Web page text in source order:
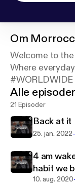
Om
Welcome to
Where
Support this
m/pod/show/
Alle episoder
21 Episoder
Back at it
25. jan. 2022
4 am
habit we
10. aug. 2020